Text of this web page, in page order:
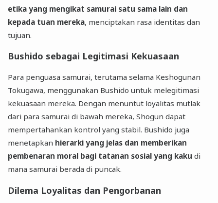
etika yang mengikat samurai satu sama lain dan
kepada tuan mereka, menciptakan rasa identitas dan
tujuan.
Bushido sebagai Legitimasi Kekuasaan
Para penguasa samurai, terutama selama Keshogunan
Tokugawa, menggunakan Bushido untuk melegitimasi
kekuasaan mereka. Dengan menuntut loyalitas mutlak
dari para samurai di bawah mereka, Shogun dapat
mempertahankan kontrol yang stabil. Bushido juga
menetapkan hierarki yang jelas dan memberikan
pembenaran moral bagi tatanan sosial yang kaku di
mana samurai berada di puncak.
Dilema Loyalitas dan Pengorbanan